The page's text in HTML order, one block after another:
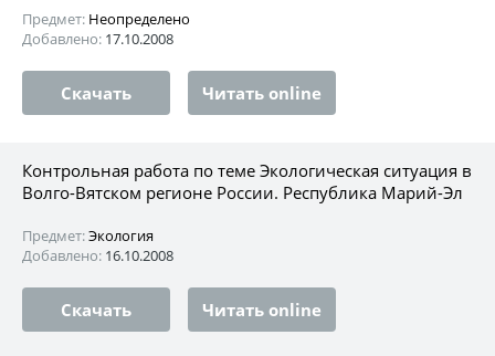
Предмет: Неопределено
Добавлено: 17.10.2008
Скачать Читать online
Контрольная работа по теме Экологическая ситуация в
Волго-Вятском регионе России. Республика Марий-Эл
Предмет:Экология
Добавлено: 16.10.2008
Скачать Читать online